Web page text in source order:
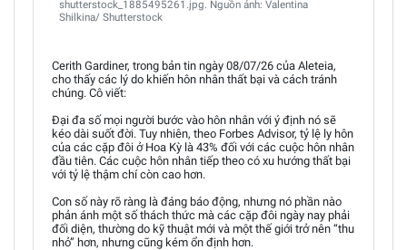
shutterstock_1885495261.jpg. Nguồn ảnh: Valentina
Shilkina/ Shutterstock
Cerith Gardiner, trong bản tin ngày 08/07/26 của Aleteia,
cho thấy các lý do khiến hôn nhân thất bại và cách tránh
chúng. Cô viết:
Đại đa số mọi người bước vào hôn nhân với ý định nó sẽ
kéo dài suốt đời. Tuy nhiên, theo Forbes Advisor, tỷ lệ ly hôn
của các cặp đôi ở Hoa Kỳ là 43% đối với các cuộc hôn nhân
đầu tiên. Các cuộc hôn nhân tiếp theo có xu hướng thất bại
với tỷ lệ thậm chí còn cao hơn.
Con số này rõ ràng là đáng báo động, nhưng nó phần nào
phản ánh một số thách thức mà các cặp đôi ngày nay phải
đối diện, thường do kỹ thuật mới và một thế giới trở nên “thu
nhỏ” hơn, nhưng cũng kém ổn định hơn.